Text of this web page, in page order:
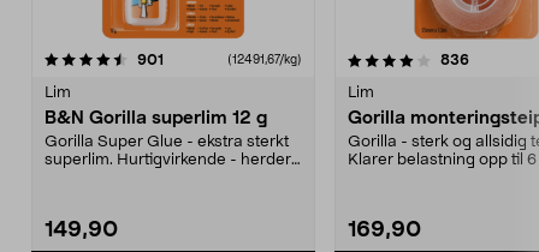
901 anmeldelser(12491,67/kg)
Lim
B&N Gorilla superlim 12 g
Gorilla Super Glue - ekstra sterkt
superlim. Hurtigvirkende - herder
149,90
4.0 av 5 stjerner 836
Lim
Gorilla
Gorilla - sterk og allsidig
Klarer belastning opp til 6
169,90
4.5 av 5 stjerner